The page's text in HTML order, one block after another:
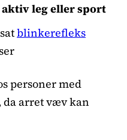
aktiv leg eller sport
blinkerefleks
personer med
da arret væv kan